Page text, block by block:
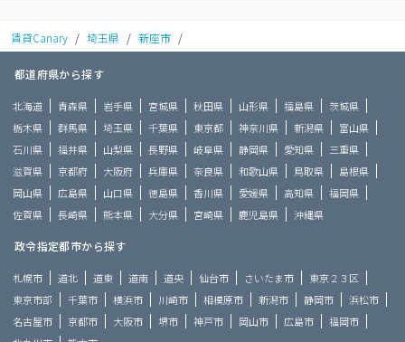
賃貸Canary / 埼玉県 / 新座市 /
都道府県から探す
北海道 青森県 岩手県 宮城県 秋田県 山形県 福島県
茨城県
栃木県
群馬県 埼玉県 千葉県 東京都 神奈川県 新潟県
富山県
石川県
福井県 山梨県 長野県 岐阜県 静岡県 愛知県
三重県
滋賀県
京都府 大阪府 兵庫県 奈良県 和歌山県 鳥取県
島根県
岡山県
広島県 山口県 徳島県 香川県 愛媛県 高知県
福岡県
佐賀県
長崎県 熊本県 大分県 宮崎県 鹿児島県 沖縄県
政令指定都市から探す
札幌市 道北 道東 道南 道央 仙台市 さいたま市
東京２３区
東京市部
千葉市 横浜市 川崎市 相模原市 新潟市 静岡市
浜松市
名古屋市
京都市 大阪市 堺市 神戸市 岡山市 広島市
福岡市